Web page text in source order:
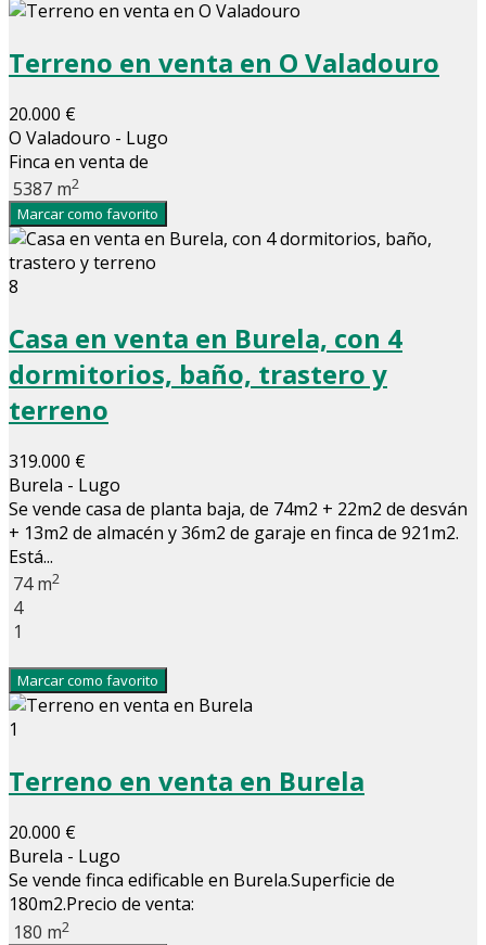
Terreno en venta en O Valadouro
20.000 €
O Valadouro - Lugo
Finca en venta de
5387 m2
Marcar como favorito
8
Casa en venta en Burela, con 4
dormitorios, baño, trastero y
terreno
319.000 €
Burela - Lugo
Se vende casa de planta baja, de 74m2 + 22m2 de desván
+ 13m2 de almacén y 36m2 de garaje en finca de 921m2.
Está...
74 m2
4
1
Marcar como favorito
1
Terreno en venta en Burela
20.000 €
Burela - Lugo
Se vende finca edificable en Burela.Superficie de
180m2.Precio de venta:
180 m2